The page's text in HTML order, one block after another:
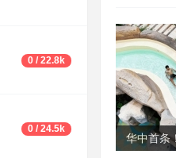
0 / 22.8k
0 / 24.5k
华中首条